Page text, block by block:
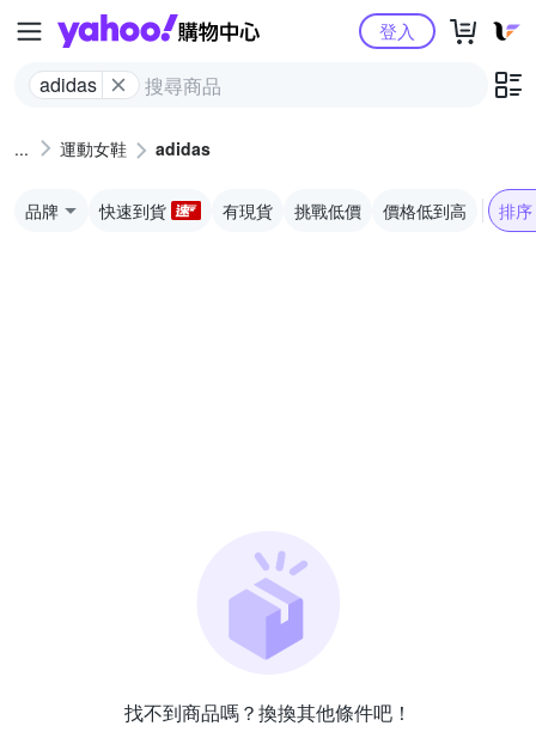
Yahoo購物中心
adidas
登入
運動女鞋 adidas
品牌 快速到貨 有現貨 挑戰低價 價格低到高 排序
找不到商品嗎？換換其他條件吧！